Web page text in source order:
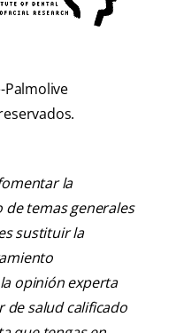
Palmolive
la
temas generales
sustituir la
opinión experta
salud calificado